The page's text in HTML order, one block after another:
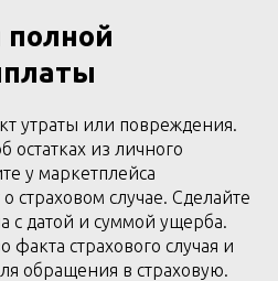
полной
утраты или повреждения.
остатках из личного
у маркетплейса
страховом случае. Сделайте
с датой и суммой ущерба.
факта страхового случая и
обращения в страховую.